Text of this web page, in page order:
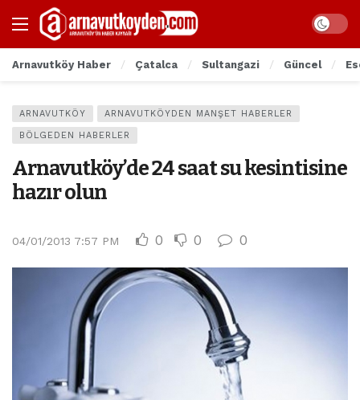
Arnavutköy Haber Çatalca Sultangazi Güncel
ARNAVUTKÖY ARNAVUTKÖYDEN MANŞET HABERLER
BÖLGEDEN HABERLER
Arnavutköy’de 24 saat su kesintisine
hazır olun
04/01/2013 7:57 PM 0 0 0